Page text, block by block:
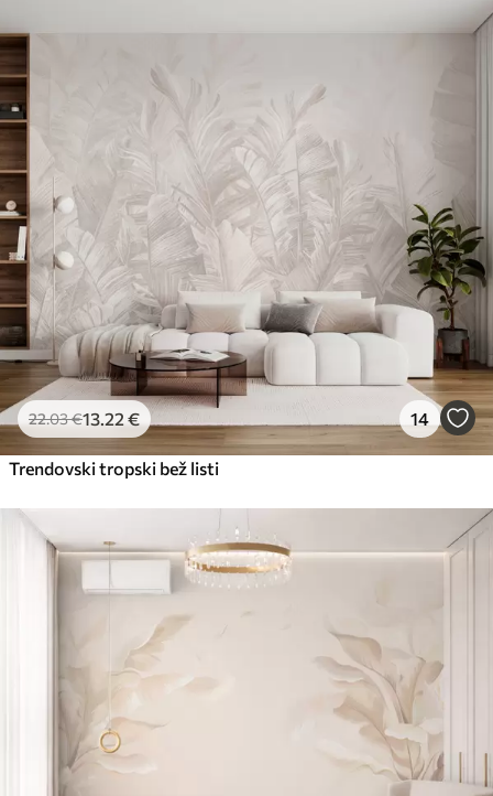
45
Premium vinil
.00 39 €/m²
Peel and Stick
81 .67 49 .00€ /m²
22.03€13 .22 € 14
Trendovski tropski bež listi